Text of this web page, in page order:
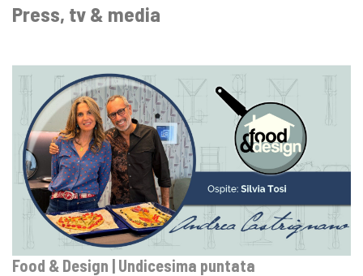
Press, tv & media
Food & Design | Undicesima puntata